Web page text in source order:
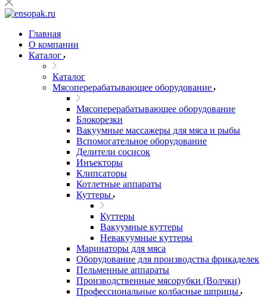
Главная
О компании
Каталог
Каталог
Мясоперерабатывающее оборудование
Мясоперерабатывающее оборудование
Блокорезки
Вакуумные массажеры для мяса и рыбы
Вспомогательное оборудование
Делители сосисок
Инъекторы
Клипсаторы
Котлетные аппараты
Куттеры
Куттеры
Вакуумные куттеры
Невакуумные куттеры
Маринаторы для мяса
Оборудование для производства фрикаделек
Пельменные аппараты
Производственные мясорубки (Волчки)
Профессиональные колбасные шприцы